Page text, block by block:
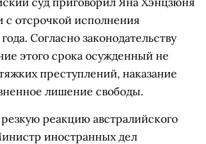
с отсрочкой исполнения
Согласно законодательству
этого срока осужденный не
преступлений, наказание
лишение свободы.
реакцию австралийского
иностранных дел